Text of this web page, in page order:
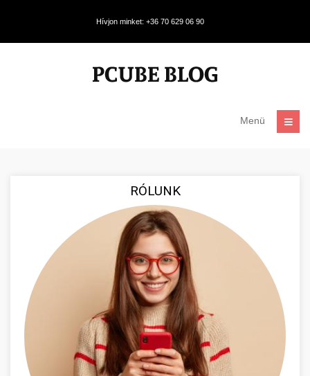
Hívjon minket: +36 70 629 06 90
Menü
RÓLUNK